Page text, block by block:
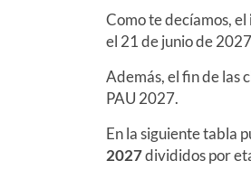
Como te decíamos, el
el 21 de junio de 2027
Además, el fin de las
PAU 2027.
En la siguiente tabla
2027divididos por